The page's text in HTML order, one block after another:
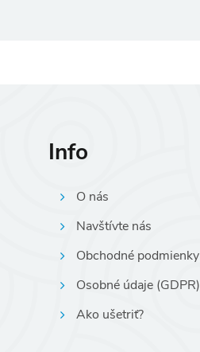
Info
O nás
Navštívte nás
Obchodné podmienky
Osobné údaje (GDPR)
Ako ušetriť?